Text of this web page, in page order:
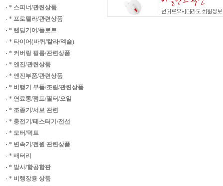
· * 스피너/관련상품
· * 프로펠라/관련상품
· * 랜딩기어/플로트
· * 타이어(바퀴/칼라/엑슬)
· * 커버링 필름/관련상품
· * 엔진/관련상품
· * 엔진부품/관련상품
· * 비행기 부품/조립/관련상품
· * 연료통/펌프/필터/오일
· * 조종기/서보 관련
· * 충전기/테스터기/전선
· * 모터/덕트
· * 변속기/전원 관련상품
· * 배터리
· * 발사/항공합판
· * 비행장용 상품